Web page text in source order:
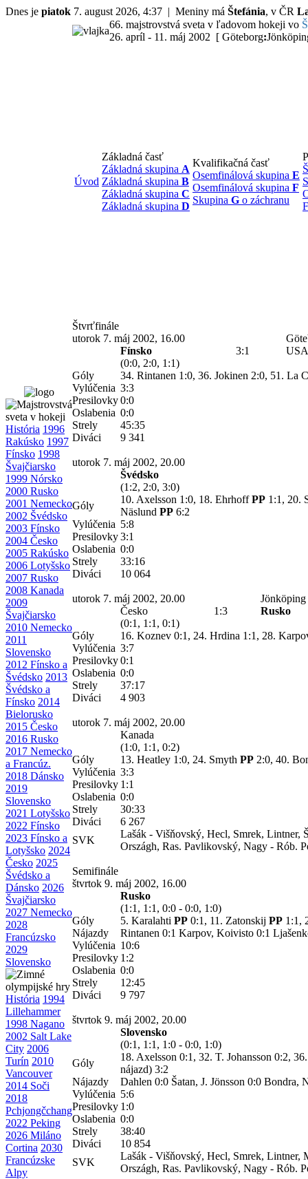
Dnes je piatok 7. august 2026, 4:37 | Meniny má Štefánia, v ČR
História 1996
Rakúsko 1997
Fínsko 1998
Švajčiarsko
1999 Nórsko
2000 Rusko
2001 Nemecko
2002 Švédsko
2003 Fínsko
2004 Česko
2005 Rakúsko
2006 Lotyšsko
2007 Rusko
2008 Kanada
2009
Švajčiarsko
2010 Nemecko
2011
Slovensko
2012 Fínsko a
Švédsko 2013
Švédsko a
Fínsko 2014
Bielorusko
2015 Česko
2016 Rusko
2017 Nemecko
a Francúz.
2018 Dánsko
2019
Slovensko
2021 Lotyšsko
2022 Fínsko
2023 Fínsko a
Lotyšsko 2024
Česko 2025
Švédsko a
Dánsko 2026
Švajčiarsko
2027 Nemecko
2028
Francúzsko
2029
Slovensko
História 1994
Lillehammer
1998 Nagano
2002 Salt Lake
City 2006
Turín 2010
Vancouver
2014 Soči
2018
Pchjongčchang
2022 Peking
2026 Miláno
Cortina 2030
Francúzske
Alpy
66. majstrovstvá sveta v ľadovom hokeji vo
26. apríl - 11. máj 2002 [ Göteborg:
Úvod
Základná časť
Základná skupina A
Základná skupina B
Základná skupina C
Základná skupina D
Kvalifikačná časť
Osemfinálová skupina E
Osemfinálová skupina F
Skupina G o záchranu
Štvrťfinále
utorok 7. máj 2002, 16.00
Fínsko
3:1
USA
(0:0, 2:0, 1:1)
Góly
34. Rintanen 1:0, 36. Jokinen 2:0, 51. La
Vylúčenia 3:3
Presilovky0:0
Oslabenia 0:0
Strely
45:35
Diváci
9 341
utorok 7. máj 2002, 20.00
Švédsko
(1:2, 2:0, 3:0)
Góly
10. Axelsson 1:0, 18. EhrhoffPP 1:1, 20.
Näslund PP 6:2
Vylúčenia 5:8
Presilovky3:1
Oslabenia 0:0
Strely
33:16
Diváci
10 064
utorok 7. máj 2002, 20.00
Jönköping
Česko
1:3
Rusko
(0:1, 1:1, 0:1)
Góly
16. Koznev 0:1, 24. Hrdina 1:1, 28.
Vylúčenia 3:7
Presilovky0:1
Oslabenia 0:0
Strely
37:17
Diváci
4 903
utorok 7. máj 2002, 20.00
Kanada
(1:0, 1:1, 0:2)
Góly
13. Heatley 1:0, 24. Smyth PP 2:0, 40.
Vylúčenia 3:3
Presilovky 1:1
Oslabenia 0:0
Strely
30:33
Diváci
6 267
SVK
Lašák - Višňovský, Hecl, Smrek, Lintner,
Országh, Ras. Pavlikovský, Nagy - Rób.
Semifinále
štvrtok 9. máj 2002, 16.00
Rusko
(1:1, 1:1, 0:0 - 0:0, 1:0)
Góly
5. Karalahti PP 0:1, 11. Zatonskij PP 1:1,
Nájazdy
Rintanen 0:1 Karpov, Koivisto 0:1
Vylúčenia 10:6
Presilovky 1:2
Oslabenia 0:0
Strely
12:45
Diváci
9 797
štvrtok 9. máj 2002, 20.00
Slovensko
(0:1, 1:1, 1:0 - 0:0, 1:0)
Góly
18. Axelsson 0:1, 32. T. Johansson 0:2,
nájazd) 3:2
Nájazdy
Dahlen 0:0 Šatan, J. Jönsson 0:0 Bondra,
Vylúčenia 5:6
Presilovky 1:0
Oslabenia 0:0
Strely
38:40
Diváci
10 854
SVK
Lašák - Višňovský, Hecl, Smrek, Lintner,
Országh, Ras. Pavlikovský, Nagy - Rób.